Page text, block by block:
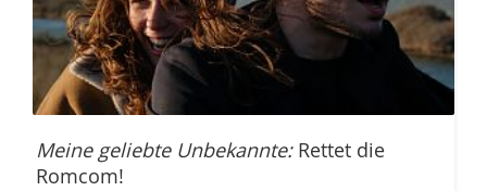
Meine geliebte Unbekannte:Rettet die
Romcom!